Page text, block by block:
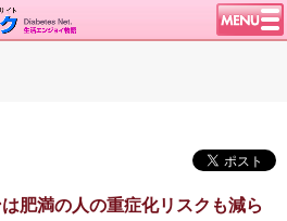
肥満の人の重症化リスクも減ら